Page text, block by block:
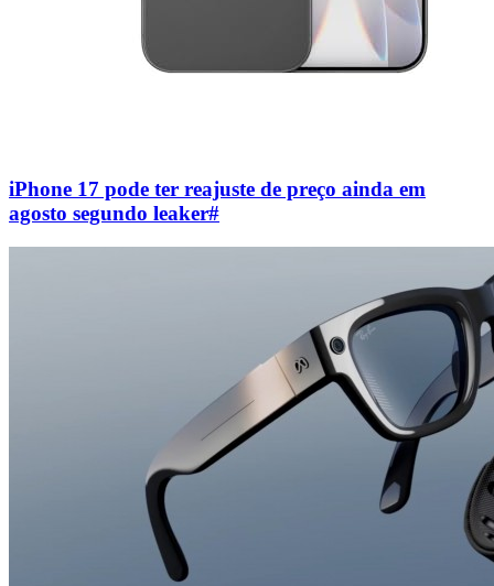
iPhone 17 pode ter reajuste de preço ainda em
agosto segundo leaker#